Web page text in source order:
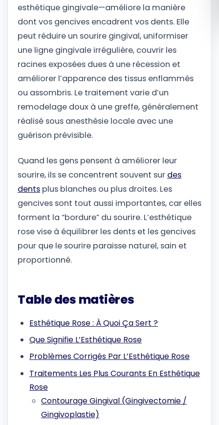
esthétique gingivale—améliore la manière
dont vos gencives encadrent vos dents. Elle
peut réduire un sourire gingival, uniformiser
une ligne gingivale irrégulière, couvrir les
racines exposées dues à une récession et
améliorer l’apparence des tissus enflammés
ou assombris. Le traitement varie d’un
remodelage doux à une greffe, généralement
réalisé sous anesthésie locale avec une
guérison prévisible.
Quand les gens pensent à améliorer leur
sourire, ils se concentrent souvent sur des
dents plus blanches ou plus droites. Les
gencives sont tout aussi importantes, car elles
forment la “bordure” du sourire. L’esthétique
rose vise à équilibrer les dents et les gencives
pour que le sourire paraisse naturel, sain et
proportionné.
Table des matières
Esthétique Rose : À Quoi Ça Sert ?
Que Signifie L’Esthétique Rose
Problèmes Corrigés Par L’Esthétique Rose
Traitements Les Plus Courants En Esthétique
Rose
Contourage Gingival (Gingivectomie /
Gingivoplastie)